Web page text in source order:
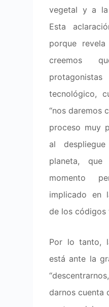
vegetal y a la
Esta
porque
creemos
tecnológico,
“nos daremos
proceso muy
al
planeta,
momento
implicado en
de los códigos
Por lo tanto,
está ante la
darnos cuenta